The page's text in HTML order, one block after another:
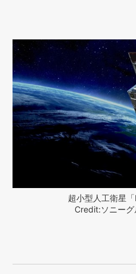
超小型人工衛星
Credit:ソニー